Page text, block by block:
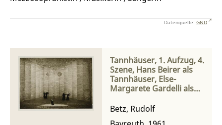
Datenquelle: GND
Tannhäuser, 1. Aufzug, 4.
Szene, Hans Beirer als
Tannhäuser, Else-
Margarete Gardelli als
Pilger
Betz, Rudolf